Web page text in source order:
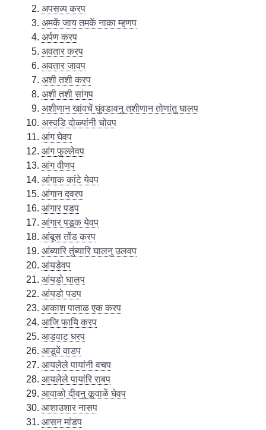
अपसव्य करप
अमकें जाय तमकें नाका म्हणप
अर्पण करप
अवतार करप
अवतार जावप
अशी तशी करप
अशी तशी सांगप
अशीणान खांवचें घुंवडावनु तशीणान तोणांतु घालप
अस्वडि दोळ्यांनी चोवप
आंग घेवप
आंग फुल्लेवप
आंग वीणप
आंगाक कांटे येवप
आंगान दवरप
आंगार पडप
आंगार पडूक येवप
आंबूस तोंड करप
आंब्यारि तुंब्यारि घालनु उलवप
आंयडेवप
आंयडो घालप
आंयडो पडप
आकाश पाताळ एक करप
आजि फायि करप
आडवाट धरप
आडूवें वाडप
आयलेले पायांनी वचप
आयलेले पायांरि राबप
आवाळो दीवनु कूवाळें घेवप
आशाउशार नासप
आसन मांडप